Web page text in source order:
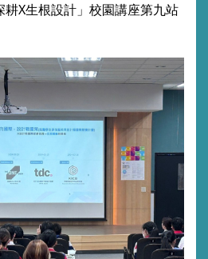
X生根設計」校園講座第九站